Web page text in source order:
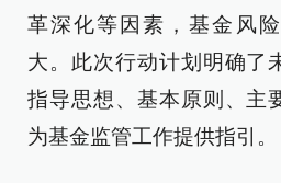
革深化等因素，基金风
大。此次行动计划明确了
指导思想、基本原则、主
为基金监管工作提供指引。